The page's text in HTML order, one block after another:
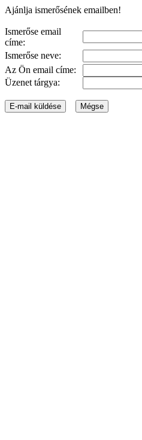
Ajánlja ismerősének emailben!
Ismerőse email
címe:
Ismerőse neve:
Az Ön email címe:
Üzenet tárgya: